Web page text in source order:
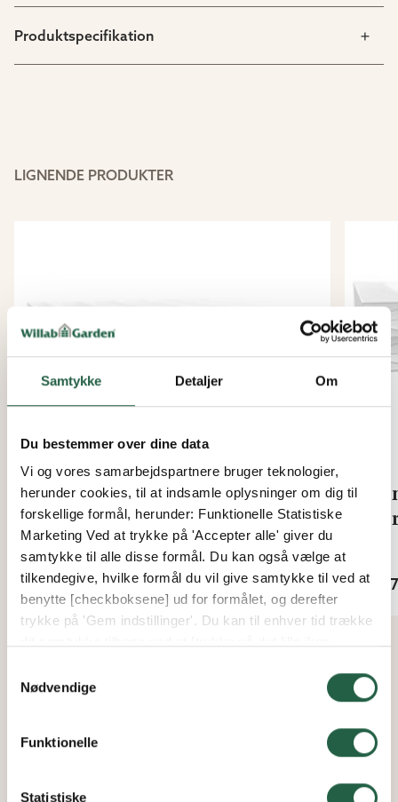
Samtykke Detaljer Om
Du bestemmer over dine data
Vi og vores samarbejdspartnere bruger teknologier,
herunder cookies, til at indsamle oplysninger om dig til
forskellige formål, herunder: Funktionelle Statistiske
Marketing Ved at trykke på 'Accepter alle' giver du
samtykke til alle disse formål. Du kan også vælge at
tilkendegive, hvilke formål du vil give samtykke til ved at
benytte [checkboksene] ud for formålet, og derefter
trykke på 'Gem indstillinger'. Du kan til enhver tid trække
mere om vores brug af cookies og andre teknologier,
personlige oplysninger
Nødvendige
Funktionelle
Statistiske
Produktspecifikation
LIGNENDE PRODUKTER
10 mm Termotagplade (U-
værdi 2,5)
Fra
1.516 kr.